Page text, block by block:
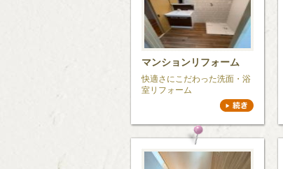
マンションリフォーム
快適さにこだわった洗面・浴
室リフォーム